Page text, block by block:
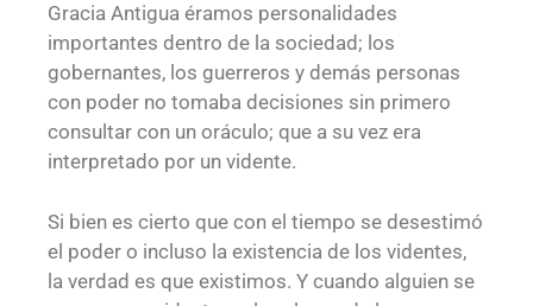
Gracia Antigua éramos personalidades
importantes dentro de la sociedad; los
gobernantes, los guerreros y demás personas
con poder no tomaba decisiones sin primero
consultar con un oráculo; que a su vez era
interpretado por un vidente.
Si bien es cierto que con el tiempo se desestimó
el poder o incluso la existencia de los videntes,
la verdad es que existimos. Y cuando alguien se